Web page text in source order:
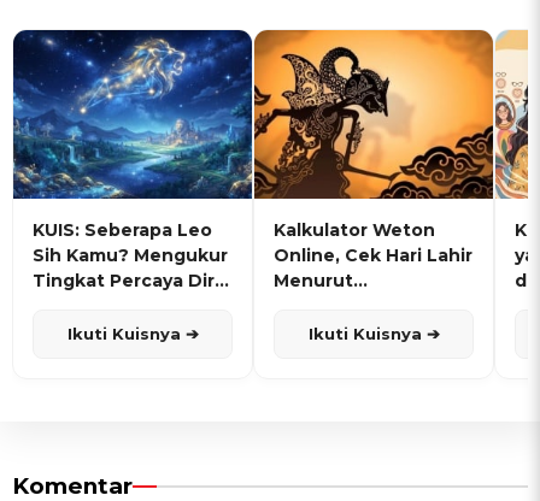
KUIS: Seberapa Leo
Sih Kamu? Mengukur
Tingkat Percaya Diri
Ikuti Kuisnya ➔
Kalkulator Weton
Online, Cek Hari Lahir
Menurut
Ikuti Kuisnya ➔
Komentar